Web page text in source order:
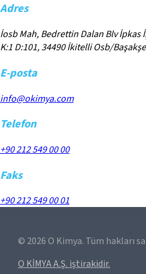
Adres
İosb Mah, Bedrettin Dalan Blv İpkas
K:1 D:101, 34490 İkitelli Osb/
E-posta
info@okimya.com
Telefon
+90 212 549 00 00
Faks
+90 212 549 00 01
© 2026 O Kimya. Tüm hakları
O KİMYA A.Ş. iştirakidir.